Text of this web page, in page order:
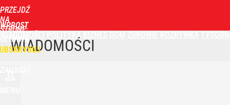
PRZEJDŹ
NA
STRONĘ
GŁÓWNĄ
WPROST
POLITYKA
WIADOMOŚCI